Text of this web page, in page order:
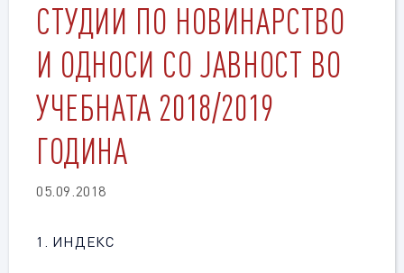
СТУДИИ ПО НОВИНАРСТВО
И ОДНОСИ СО ЈАВНОСТ ВО
УЧЕБНАТА 2018/2019
ГОДИНА
05.09.2018
1. ИНДЕКС